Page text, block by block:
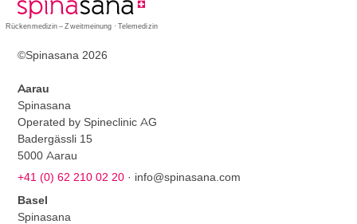
Rückenmedizin – Zweitmeinung · Telemedizin
©Spinasana 2026
Aarau
Spinasana
Operated by Spineclinic AG
Badergässli 15
5000 Aarau
+41 (0) 62 210 02 20 · info@spinasana.com
Basel
Spinasana